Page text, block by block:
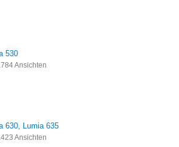
530
Ansichten
630, Lumia 635
Ansichten